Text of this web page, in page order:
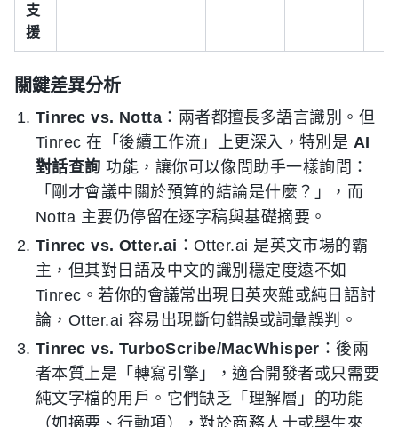
支
援
關鍵差異分析
Tinrec vs. Notta ：兩者都擅長多語言識別。但
Tinrec 在「後續工作流」上更深入，特別是 AI
對話查詢 功能，讓你可以像問助手一樣詢問：
「剛才會議中關於預算的結論是什麼？」，而
Notta 主要仍停留在逐字稿與基礎摘要。
Tinrec vs. Otter.ai ：Otter.ai 是英文市場的霸
主，但其對日語及中文的識別穩定度遠不如
Tinrec。若你的會議常出現日英夾雜或純日語討
論，Otter.ai 容易出現斷句錯誤或詞彙誤判。
Tinrec vs. TurboScribe/MacWhisper ：後兩
者本質上是「轉寫引擎」，適合開發者或只需要
純文字檔的用戶。它們缺乏「理解層」的功能
（如摘要、行動項），對於商務人士或學生來